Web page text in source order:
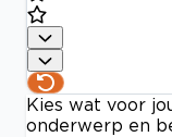
Kies wat voor
onderwerp en